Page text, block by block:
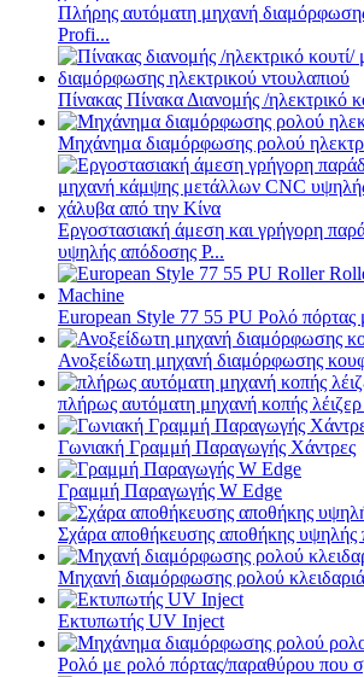
Πλήρης αυτόματη μηχανή
Profi...
Πίνακας Πίνακα Διανομής /ηλεκτρικό
Μηχάνημα διαμόρφωσης ρολού
Εργοστασιακή άμεση και γρήγορη
υψηλής απόδοσης P...
European Style 77 55 PU Ρολό πόρτας
Ανοξείδωτη μηχανή διαμόρφωσης
πλήρως αυτόματη μηχανή κοπής
Γωνιακή Γραμμή Παραγωγής Χάντρες
Γραμμή Παραγωγής W Edge
Σχάρα αποθήκευσης αποθήκης υψηλής
Μηχανή διαμόρφωσης ρολού
Εκτυπωτής UV Inject
Ρολό με ρολό πόρτας/παραθύρου που